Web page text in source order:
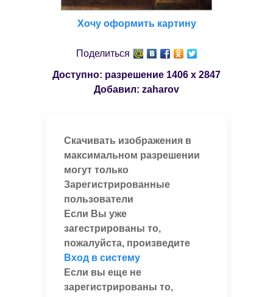
Хочу оформить картину
Поделиться
Доступно: разрешение 1406 x 2847
Добавил: zaharov
Скачивать изображения в
максимальном разрешении
могут только
Зарегистрированные
пользователи
Если Вы уже
загестрированы то,
пожалуйста, произведите
Вход в систему
Если вы еще не
зарегистрированы то,